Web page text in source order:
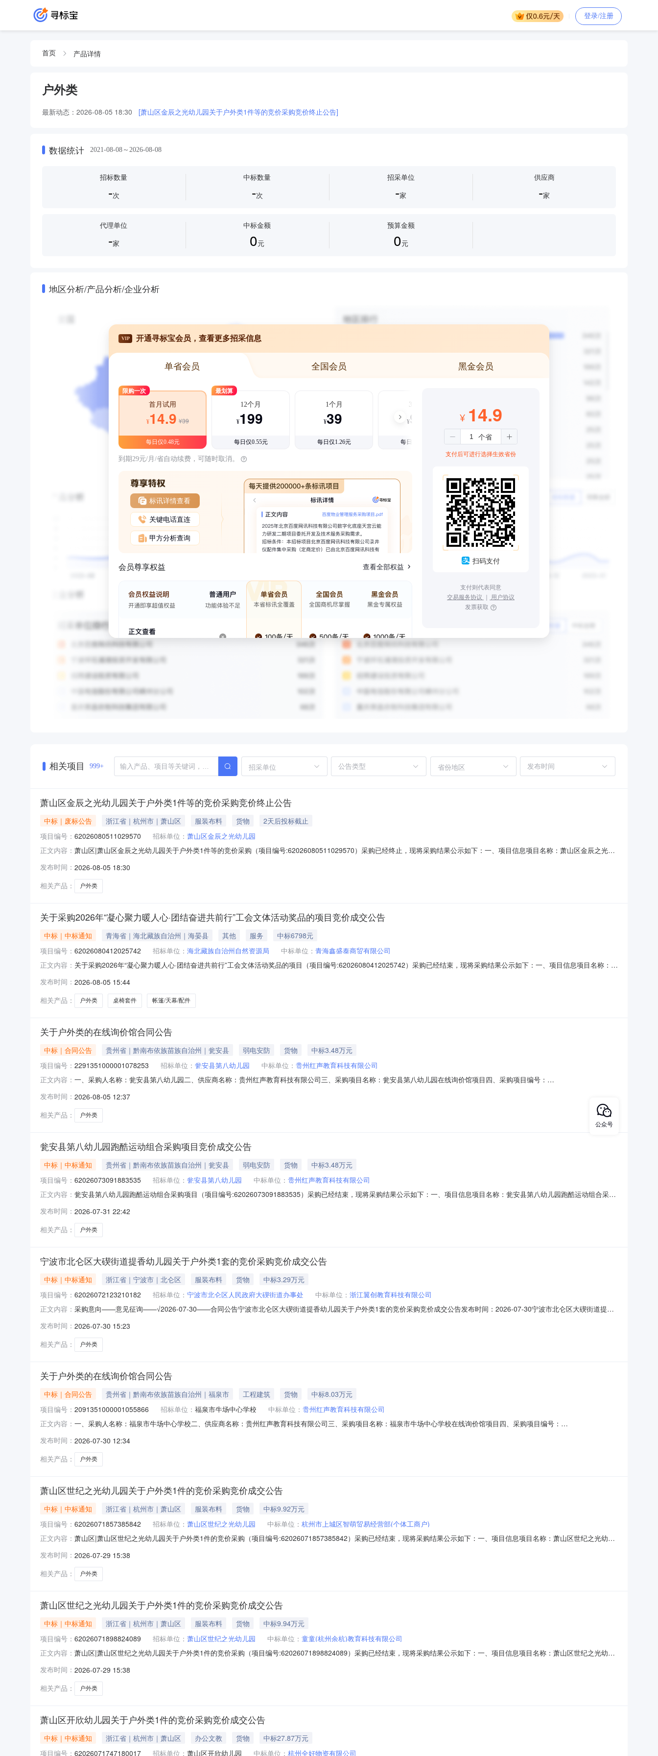
登录/注册
首页 产品详情
户外类
最新动态： 2026-08-05 18:30 [萧山区金辰之光幼儿园关于户外类1件等的竞价采购竞价终止公告]
数据统计 2021-08-08～2026-08-08
招标数量
-次
中标数量
-次
招采单位
-家
供应商
-家
代理单位
-家
中标金额
0元
预算金额
0元
地区分析/产品分析/企业分析
VIP 开通寻标宝会员，查看更多招采信息
单省会员 全国会员 黑金会员
限购一次
首月试用
¥14.9 ¥39
每日仅0.48元
最划算
12个月
¥199
每日仅0.55元
1个月
¥39
每日仅1.26元
3个月
¥99
每日仅1.08元
到期29元/月/省自动续费，可随时取消。
标讯详情查看
关键电话直连
甲方分析查询
会员尊享权益 查看全部权益
¥ 14.9
支付后可进行选择生效省份
扫码支付
支付则代表同意
交易服务协议 ｜ 用户协议
发票获取
相关项目 999+ 招采单位 省份地区
萧山区金辰之光幼儿园关于户外类1件等的竞价采购竞价终止公告
中标｜废标公告 浙江省｜杭州市｜萧山区 服装布料 货物
2天后投标截止
项目编号： 62026080511029570 招标单位： 萧山区金辰之光幼儿园
正文内容： 萧山区|萧山区金辰之光幼儿园关于户外类1件等的竞价采购（项目编号:62026080511029570）采购已经终止，现将采购结果公示如下：一、项目信息项目名称：萧山区金辰之光幼
报价起止时间：2026-08-0516:05-2026-08-1017:00二、采购单位信息采购单位名称：萧山区金辰之光幼儿园采购单位地址：浙江省杭州市萧山
发布时间： 2026-08-05 18:30
相关产品：
户外类
关于采购2026年“凝心聚力暖人心·团结奋进共前行”工会文体活动奖品的项目竞价成交公告
中标｜中标通知 青海省｜海北藏族自治州｜海晏县 其他 服务
中标6798元
项目编号： 62026080412025742 招标单位： 海北藏族自治州自然资源局 中标单位： 青海鑫盛泰商贸有限公司
正文内容： 关于采购2026年“凝心聚力暖人心·团结奋进共前行”工会文体活动奖品的项目（项目编号:62026080412025742）采购已经结束，现将采购结果公示如下：一、项目信息项目名称：关
码：632299项目所在行政区划名称：海北藏族自治州本级报价起止时间：2026-08-0411:41-2026-08-0511:41二、采购单位信息采
发布时间： 2026-08-05 15:44
相关产品：
户外类 桌椅套件 帐篷/天幕/配件
关于户外类的在线询价馆合同公告
中标｜合同公告 贵州省｜黔南布依族苗族自治州｜瓮安县 弱电安防 货物
中标3.48万元
项目编号： 2291351000001078253 招标单位： 瓮安县第八幼儿园 中标单位： 贵州红声教育科技有限公司
正文内容： 一、采购人名称：瓮安县第八幼儿园二、供应商名称：贵州红声教育科技有限公司三、采购项目名称：瓮安县第八幼儿园在线询价馆项目四、采购项目编号：
1.003480034800服务要求或标的基本概况：七、其它事项：无八、联系方式1、采购人名称：瓮安县第八幼儿园联系人：史丽联系电话：13595456710传真：地址：贵州省瓮安县
瓮水
发布时间： 2026-08-05 12:37
相关产品：
户外类
瓮安县第八幼儿园跑酷运动组合采购项目竞价成交公告
中标｜中标通知 贵州省｜黔南布依族苗族自治州｜瓮安县 弱电安防 货物
中标3.48万元
项目编号： 62026073091883535 招标单位： 瓮安县第八幼儿园 中标单位： 贵州红声教育科技有限公司
正文内容： 瓮安县第八幼儿园跑酷运动组合采购项目（项目编号:62026073091883535）采购已经结束，现将采购结果公示如下：一、项目信息项目名称：瓮安县第八幼儿园跑酷运动组合采购
3014:30-2026-07-3118:00二、采购单位信息采购单位名称：瓮安县第八幼儿园采购单位地址：贵州省黔南布依族苗族自治州瓮安县贵州省瓮安县瓮水
发布时间： 2026-07-31 22:42
相关产品：
户外类
宁波市北仑区大碶街道提香幼儿园关于户外类1套的竞价采购竞价成交公告
中标｜中标通知 浙江省｜宁波市｜北仑区 服装布料 货物
中标3.29万元
项目编号： 62026072123210182 招标单位： 宁波市北仑区人民政府大碶街道办事处 中标单位： 浙江翼创教育科技有限公司
正文内容： 采购意向——意见征询——√2026-07-30——合同公告宁波市北仑区大碶街道提香幼儿园关于户外类1套的竞价采购竞价成交公告发布时间：2026-07-30宁波市北仑区大碶街道提香
类1套的竞价采购项目编号：62026072123210182项目联系人：林怡项目联系电话：86789506项目所在行政区划编码：330206项目所在行政区划名称：北仑区
发布时间： 2026-07-30 15:23
相关产品：
户外类
关于户外类的在线询价馆合同公告
中标｜合同公告 贵州省｜黔南布依族苗族自治州｜福泉市 工程建筑 货物
中标8.03万元
项目编号： 2091351000001055866 招标单位： 福泉市牛场中心学校 中标单位： 贵州红声教育科技有限公司
正文内容： 一、采购人名称：福泉市牛场中心学校二、供应商名称：贵州红声教育科技有限公司三、采购项目名称：福泉市牛场中心学校在线询价馆项目四、采购项目编号：
1.008036080360服务要求或标的基本概况：七、其它事项：无八、联系方式1、采购人名称：福泉市牛场中心学校联系人：福泉市牛场幼儿园联系电话：19808436544传
发布时间： 2026-07-30 12:34
相关产品：
户外类
萧山区世纪之光幼儿园关于户外类1件的竞价采购竞价成交公告
中标｜中标通知 浙江省｜杭州市｜萧山区 服装布料 货物
中标9.92万元
项目编号： 62026071857385842 招标单位： 萧山区世纪之光幼儿园 中标单位： 杭州市上城区智萌贸易经营部(个体工商户)
正文内容： 萧山区|萧山区世纪之光幼儿园关于户外类1件的竞价采购（项目编号:62026071857385842）采购已经结束，现将采购结果公示如下：一、项目信息项目名称：萧山区世纪之光幼儿
价起止时间：2026-07-1817:18-2026-07-2217:00二、采购单位信息采购单位名称：萧山区世纪之光幼儿园采购单位地址：浙江省杭州市萧山区
发布时间： 2026-07-29 15:38
相关产品：
户外类
萧山区世纪之光幼儿园关于户外类1件的竞价采购竞价成交公告
中标｜中标通知 浙江省｜杭州市｜萧山区 服装布料 货物
中标9.94万元
项目编号： 62026071898824089 招标单位： 萧山区世纪之光幼儿园 中标单位： 童童(杭州余杭)教育科技有限公司
正文内容： 萧山区|萧山区世纪之光幼儿园关于户外类1件的竞价采购（项目编号:62026071898824089）采购已经结束，现将采购结果公示如下：一、项目信息项目名称：萧山区世纪之光幼儿
价起止时间：2026-07-1817:14-2026-07-2217:00二、采购单位信息采购单位名称：萧山区世纪之光幼儿园采购单位地址：浙江省杭州市萧山区
发布时间： 2026-07-29 15:38
相关产品：
户外类
萧山区开欣幼儿园关于户外类1件的竞价采购竞价成交公告
中标｜中标通知 浙江省｜杭州市｜萧山区 办公文教 货物
中标27.87万元
项目编号： 62026071747180017 招标单位： 萧山区开欣幼儿园 中标单位： 杭州全好物资有限公司
公众号